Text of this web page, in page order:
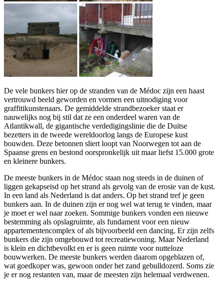
De vele bunkers hier op de stranden van de Médoc zijn een haast
vertrouwd beeld geworden en vormen een uitnodiging voor
graffitikunstenaars. De gemiddelde strandbezoeker staat er
nauwelijks nog bij stil dat ze een onderdeel waren van de
Atlantikwall, de gigantische verdedigingslinie die de Duitse
bezetters in de tweede wereldoorlog langs de Europese kust
bouwden. Deze betonnen sliert loopt van Noorwegen tot aan de
Spaanse grens en bestond oorspronkelijk uit maar liefst 15.000 grote
en kleinere bunkers.
De meeste bunkers in de Médoc staan nog steeds in de duinen of
liggen gekapseisd op het strand als gevolg van de erosie van de kust.
In een land als Nederland is dat anders. Op het strand tref je geen
bunkers aan. In de duinen zijn er nog wel wat terug te vinden, maar
je moet er wel naar zoeken. Sommige bunkers vonden een nieuwe
bestemming als opslagruimte, als fundament voor een nieuw
appartementencomplex of als bijvoorbeeld een dancing. Er zijn zelfs
bunkers die zijn omgebouwd tot recreatiewoning. Maar Nederland
is klein en dichtbevolkt en er is geen ruimte voor nutteloze
bouwwerken. De meeste bunkers werden daarom opgeblazen of,
wat goedkoper was, gewoon onder het zand gebulldozerd. Soms zie
je er nog restanten van, maar de meesten zijn helemaal verdwenen.